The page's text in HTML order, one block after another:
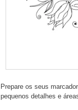
Prepare os seus
pequenos detalhes e